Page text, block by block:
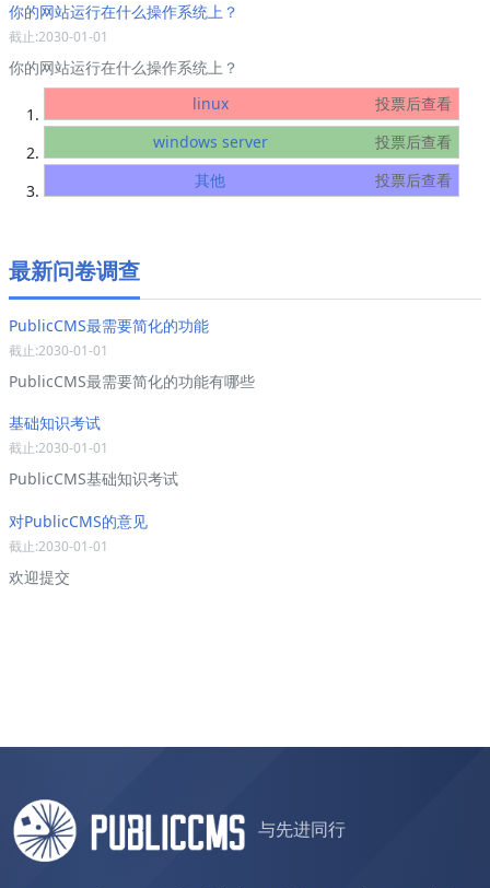
你的网站运行在什么操作系统上？
截止:2030-01-01
你的网站运行在什么操作系统上？
linux
投票后查看
windows server
投票后查看
其他
投票后查看
最新问卷调查
PublicCMS最需要简化的功能
截止:2030-01-01
PublicCMS最需要简化的功能有哪些
基础知识考试
截止:2030-01-01
PublicCMS基础知识考试
对PublicCMS的意见
截止:2030-01-01
欢迎提交
与先进同行